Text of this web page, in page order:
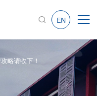
EN
略请收下！